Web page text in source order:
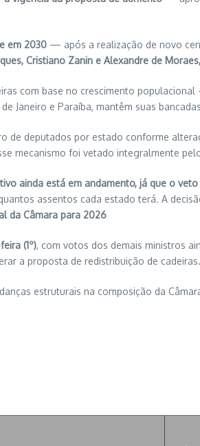
em 2030 — após a realização de novo
Cristiano Zanin e Alexandre de
com base no crescimento
Janeiro e Paraíba, mantêm suas
de deputados por estado conforme
mecanismo foi vetado integralmente
ainda está em andamento, já que o
assentos cada estado terá. A
da Câmara para 2026
(1º), com votos dos demais ministros
a proposta de redistribuição de cadeiras.
estruturais na composição da